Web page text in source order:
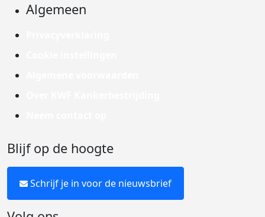
Algemeen
Blijf op de hoogte
Schrijf je in voor de nieuwsbrief